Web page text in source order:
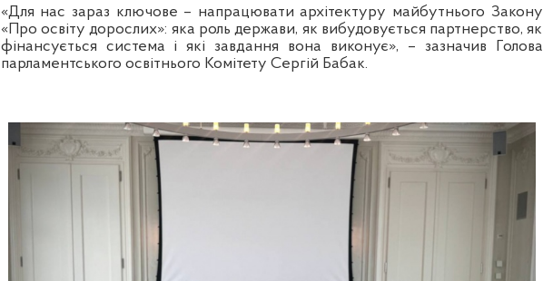
«Для нас зараз ключове – напрацювати архітектуру майбутнього Закону
«Про освіту дорослих»: яка роль держави, як вибудовується партнерство, як
фінансується система і які завдання вона виконує», – зазначив Голова
парламентського освітнього Комітету Сергій Бабак.